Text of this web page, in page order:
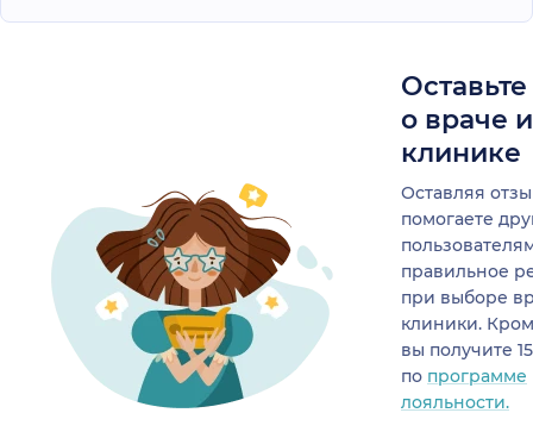
о враче
клинике
Оставляя
помогаете
правильное
при выборе
клиники.
вы получите
по программе
лояльности.